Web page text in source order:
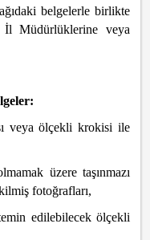
belgelerle birlikte
Müdürlüklerine veya
veya ölçekli krokisi ile
üzere taşınmazı
fotoğrafları,
edilebilecek ölçekli